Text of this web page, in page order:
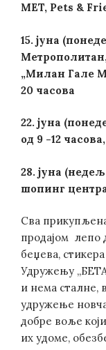
MET, Pets &
15. јуна
„Милан Гале
20 часова
22. јуна
од 9 -12
28. јуна
шопинг центра
Сва
продајом лепо
беџева,
Удружењу
и нема сталне,
удружење
добре воље
их удоме,